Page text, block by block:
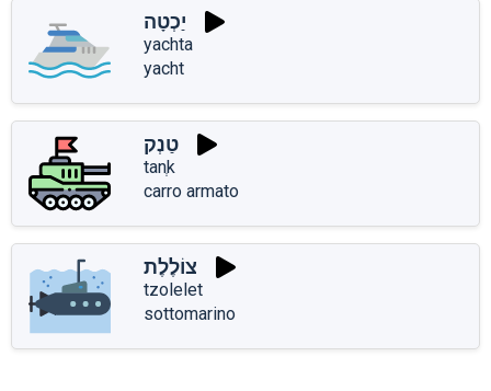
יַכְטָה
yachta
yacht
טַנְק
tanְk
carro armato
צוֹלֶלֶת
tzolelet
sottomarino